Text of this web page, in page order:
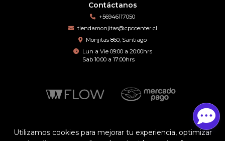
Contáctanos
+56946117050
tiendamonjitas@cpccenter.cl
Monjitas 860, Santiago
Lun a Vie 09:00 a 20:00hrs
Sab 10:00 a 17:00hrs
Motomo © 2026
¿Te gusta mi tienda? Yo vendo conBsale
Utilizamos cookies para mejorar tu experiencia, optimizar